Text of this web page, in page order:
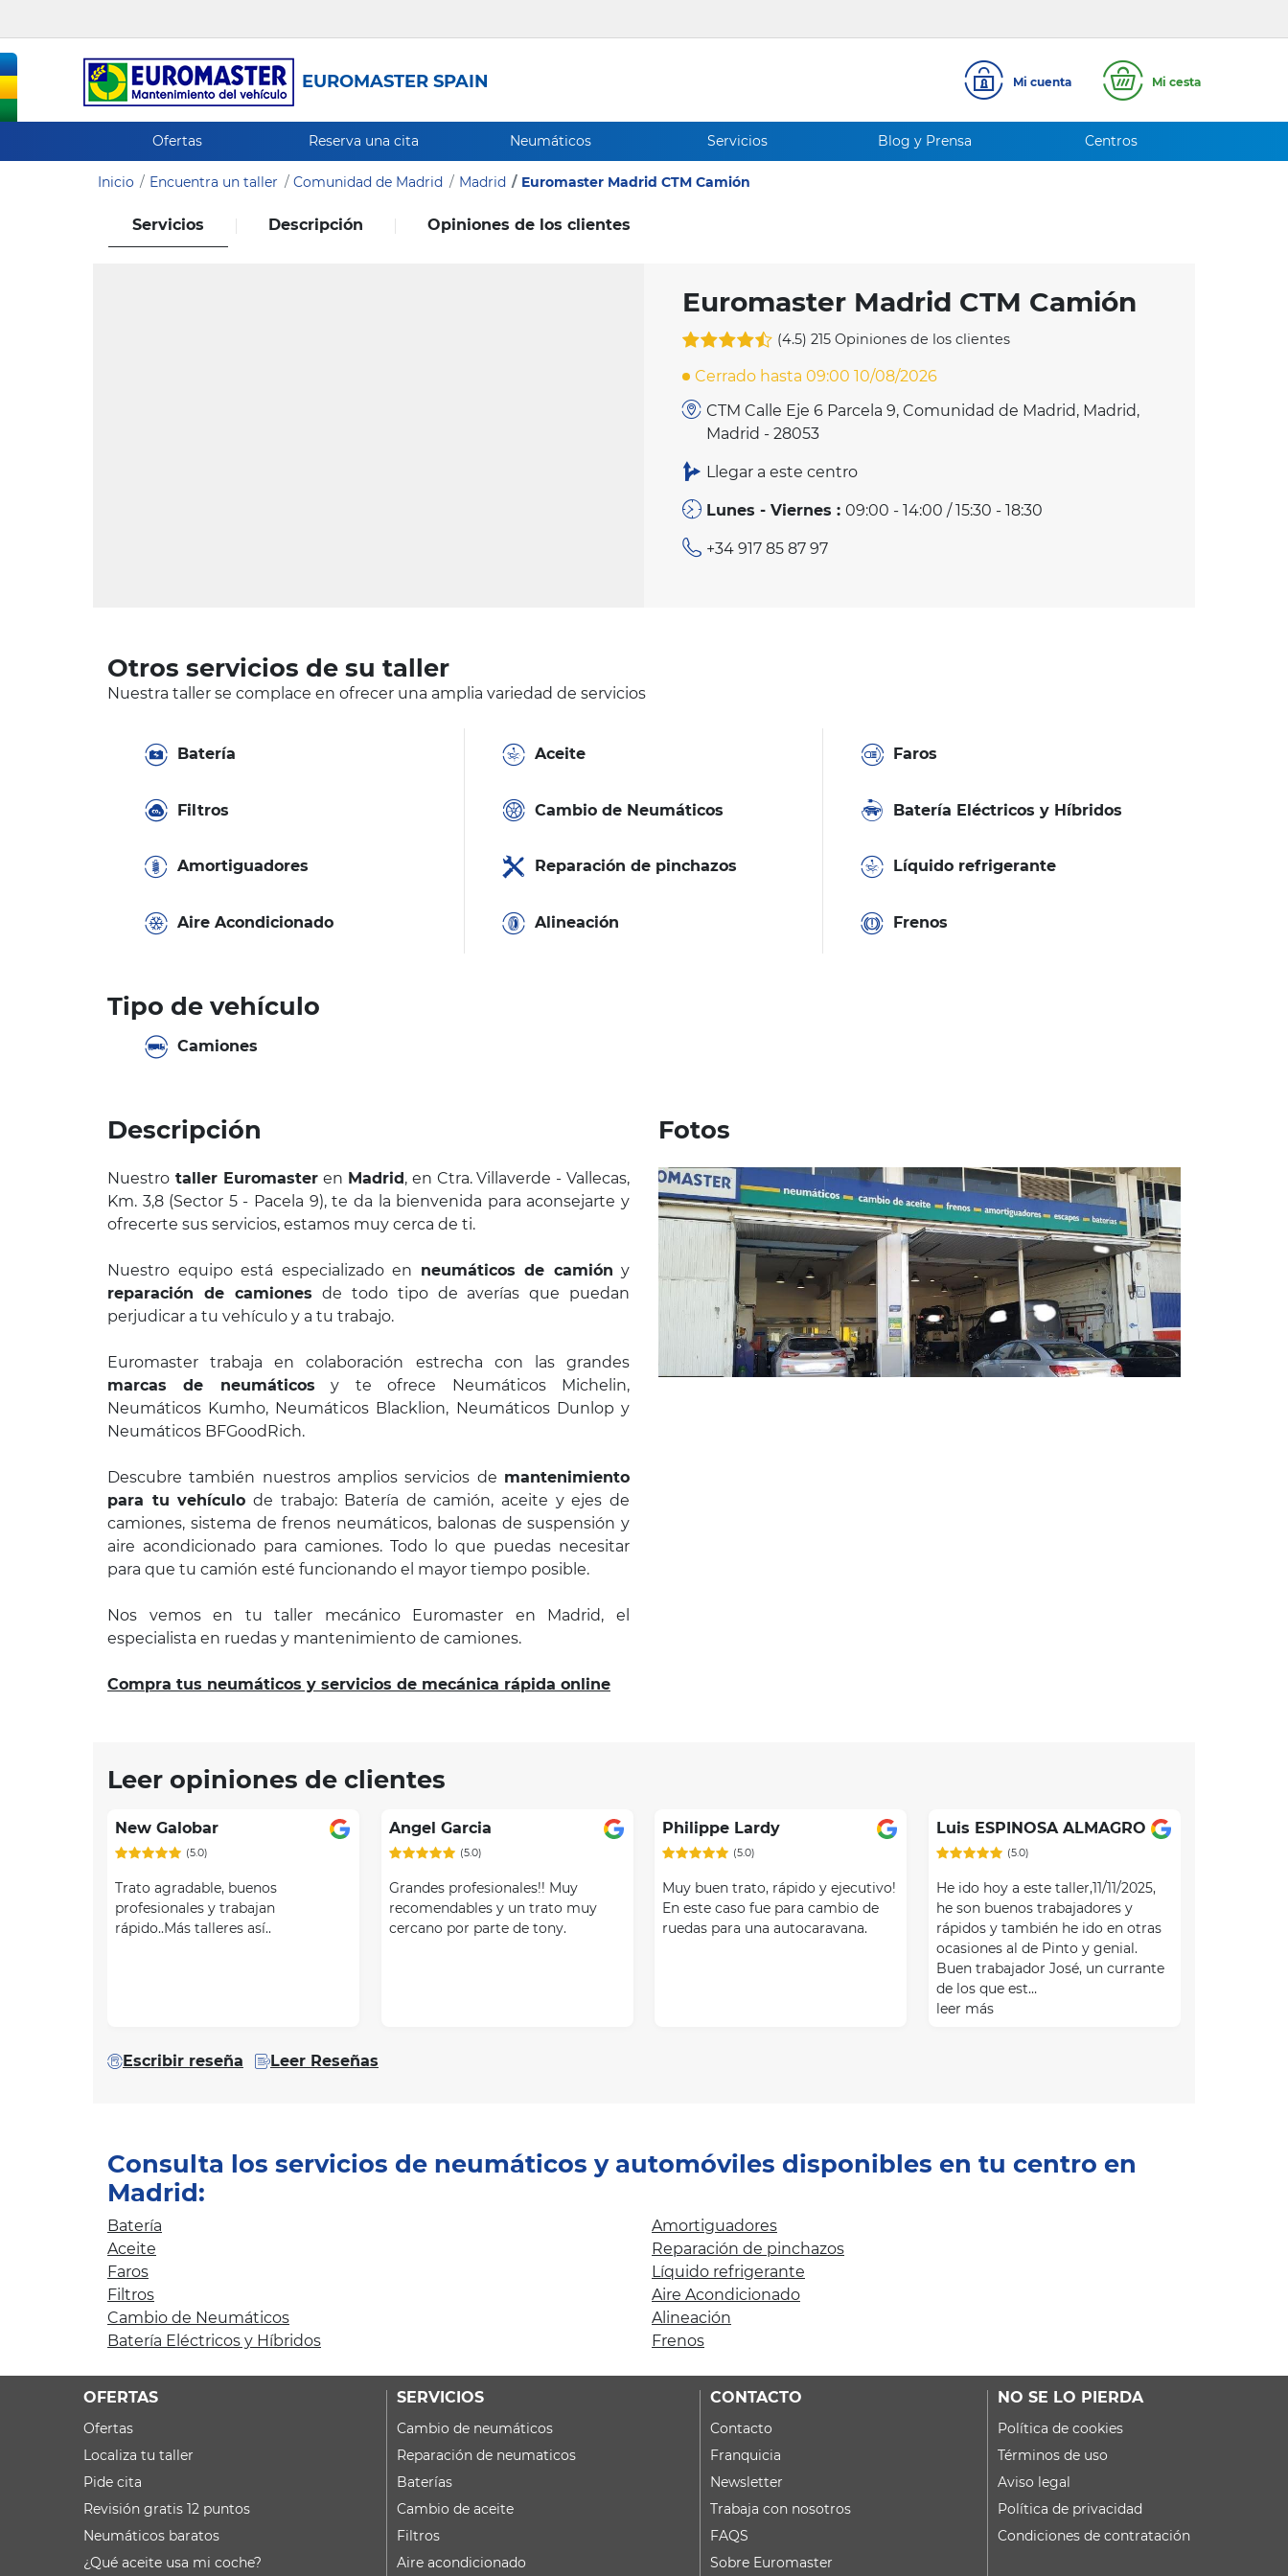
EUROMASTER SPAIN Mi cuenta Mi cesta
Ofertas Reserva una cita Neumáticos Servicios Blog y Prensa Centros
Inicio Encuentra un taller Comunidad de Madrid Madrid Euromaster Madrid CTM Camión
Servicios Descripción Opiniones de los clientes
Euromaster Madrid CTM Camión
(4.5) 215 Opiniones de los clientes
Cerrado hasta 09:00 10/08/2026
CTM Calle Eje 6 Parcela 9, Comunidad de Madrid, Madrid,
Madrid - 28053
Llegar a este centro
Lunes - Viernes :09:00 - 14:00 / 15:30 - 18:30
+34 917 85 87 97
Otros servicios de su taller
Nuestra taller se complace en ofrecer una amplia variedad de servicios
Batería Aceite Faros
Filtros Cambio de Neumáticos Batería Eléctricos y Híbridos
Amortiguadores Reparación de pinchazos Líquido refrigerante
Aire Acondicionado Alineación Frenos
Tipo de vehículo
Camiones
Descripción
Nuestro taller Euromasteren Madrid, en Ctra. Villaverde - Vallecas,
Km. 3,8 (Sector 5 - Pacela 9), te da la bienvenida para aconsejarte y
ofrecerte sus servicios, estamos muy cerca de ti.
Nuestro equipo está especializado en neumáticos de camión y
reparación de camionesde todo tipo de averías que puedan
perjudicar a tu vehículo y a tu trabajo.
Euromaster trabaja en colaboración estrecha con las grandes
marcas de neumáticos y te ofrece Neumáticos Michelin,
Neumáticos Kumho, Neumáticos Blacklion, Neumáticos Dunlop y
Neumáticos BFGoodRich.
Descubre también nuestros amplios servicios de mantenimiento
para tu vehículo de trabajo: Batería de camión, aceite y ejes de
camiones, sistema de frenos neumáticos, balonas de suspensión y
aire acondicionado para camiones. Todo lo que puedas necesitar
para que tu camión esté funcionando el mayor tiempo posible.
Nos vemos en tu taller mecánico Euromaster en Madrid, el
especialista en ruedas y mantenimiento de camiones.
Compra tus neumáticos y servicios de mecánica rápida online
Fotos
Leer opiniones de clientes
New Galobar
(5.0)
Trato agradable, buenos
profesionales y trabajan
rápido..Más talleres así..
Angel Garcia
(5.0)
Grandes profesionales!! Muy
recomendables y un trato muy
cercano por parte de tony.
Philippe Lardy
(5.0)
Muy buen trato, rápido y ejecutivo!
En este caso fue para cambio de
ruedas para una autocaravana.
Luis ESPINOSA ALMAGRO
(5.0)
He ido hoy a este taller,11/11/2025,
he son buenos trabajadores y
rápidos y también he ido en otras
ocasiones al de Pinto y genial.
Buen trabajador José, un currante
de los que est…
leer más
Escribir reseña Leer Reseñas
Consulta los servicios de neumáticos y automóviles disponibles en tu centro en
Madrid:
Batería
Aceite
Faros
Filtros
Cambio de Neumáticos
Batería Eléctricos y Híbridos
Amortiguadores
Reparación de pinchazos
Líquido refrigerante
Aire Acondicionado
Alineación
Frenos
OFERTAS
Ofertas
Localiza tu taller
Pide cita
Revisión gratis 12 puntos
Neumáticos baratos
¿Qué aceite usa mi coche?
SERVICIOS
Cambio de neumáticos
Reparación de neumaticos
Baterías
Cambio de aceite
Filtros
Aire acondicionado
CONTACTO
Contacto
Franquicia
Newsletter
Trabaja con nosotros
FAQS
Sobre Euromaster
NO SE LO PIERDA
Política de cookies
Términos de uso
Aviso legal
Política de privacidad
Condiciones de contratación